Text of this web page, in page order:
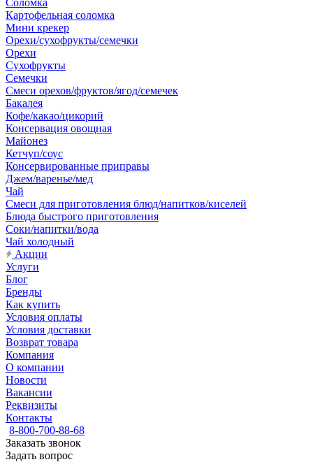
Соломка
Картофельная соломка
Мини крекер
Орехи/сухофрукты/семечки
Орехи
Сухофрукты
Семечки
Смеси орехов/фруктов/ягод/семечек
Бакалея
Кофе/какао/цикорий
Консервация овощная
Майонез
Кетчуп/соус
Консервированные приправы
Джем/варенье/мед
Чай
Смеси для приготовления блюд/напитков/киселей
Блюда быстрого приготовления
Соки/напитки/вода
Чай холодный
Акции
Услуги
Блог
Бренды
Как купить
Условия оплаты
Условия доставки
Возврат товара
Компания
О компании
Новости
Вакансии
Реквизиты
Контакты
8-800-700-88-68
Заказать звонок
Задать вопрос